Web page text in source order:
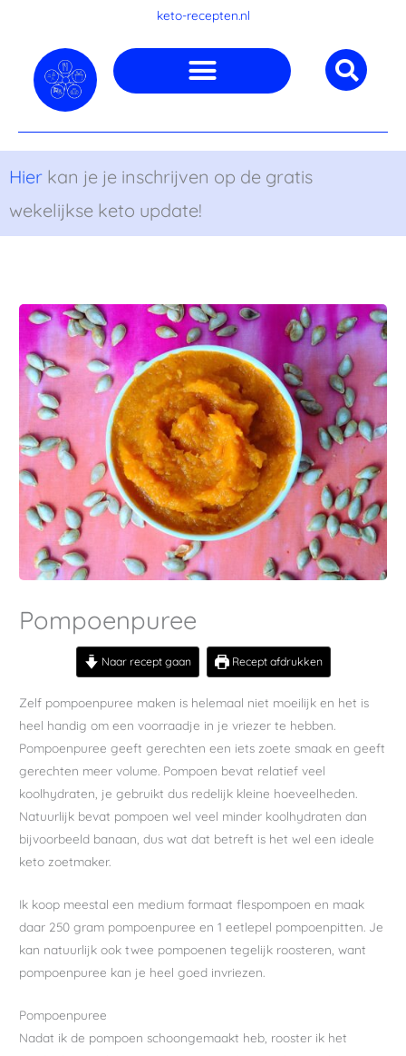
inhoud
keto-recepten.nl
Hier kan je je inschrijven op de gratis
wekelijkse keto update!
Pompoenpuree
Naar recept gaan Recept afdrukken
Zelf pompoenpuree maken is helemaal niet moeilijk en het is
heel handig om een voorraadje in je vriezer te hebben.
Pompoenpuree geeft gerechten een iets zoete smaak en geeft
gerechten meer volume. Pompoen bevat relatief veel
koolhydraten, je gebruikt dus redelijk kleine hoeveelheden.
Natuurlijk bevat pompoen wel veel minder koolhydraten dan
bijvoorbeeld banaan, dus wat dat betreft is het wel een ideale
keto zoetmaker.
Ik koop meestal een medium formaat flespompoen en maak
daar 250 gram pompoenpuree en 1 eetlepel pompoenpitten. Je
kan natuurlijk ook twee pompoenen tegelijk roosteren, want
pompoenpuree kan je heel goed invriezen.
Pompoenpuree
Nadat ik de pompoen schoongemaakt heb, rooster ik het